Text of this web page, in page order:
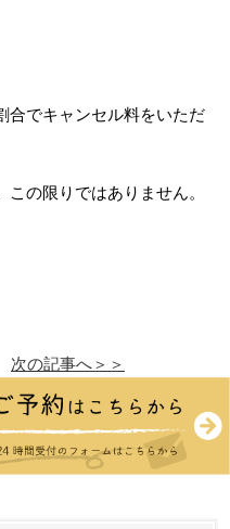
合でキャンセル料をいただ
の限りではありません。
次の記事へ＞＞